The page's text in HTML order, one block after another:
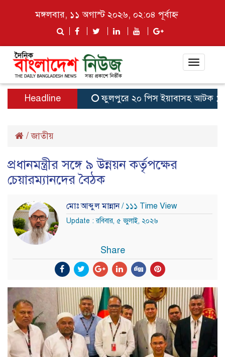
মঙ্গলবার, ১১ অগাস্ট ২০২৬, ০২:০৪ পূর্বাহ্ন
Toggle
Headline ফুলপুরে ২০ পিস ইয়াবাসহ আটক ১
/জাতীয়
প্রধানমন্ত্রীর সঙ্গে ৯ উন্নয়ন কর্তৃপক্ষের
চেয়ারম্যানদের বৈঠক
মোঃ আব্দুল মান্নান/ ১১১ Time View
Update : রবিবার, ৫ জুলাই, ২০২৬
Share